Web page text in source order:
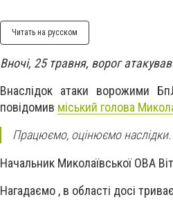
Читать на русском
Вночі, 25 травня, ворог
Внаслідок атаки ворожими
повідомив міський голова
Працюємо, оцінюємо наслідки.
Начальник Миколаївської ОВА
Нагадаємо , в області досі